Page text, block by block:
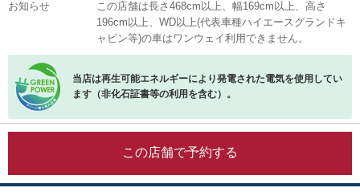
お知らせ
この店舗は長さ468cm以上、幅169cm以上、高さ
196cm以上、WD以上(代表車種ハイエースグランドキ
ャビン等)の車はワンウェイ利用できません。
当店は再生可能エネルギーにより発電された電気を使用してい
ます（非化石証書等の利用を含む）。
この店舗で予約する